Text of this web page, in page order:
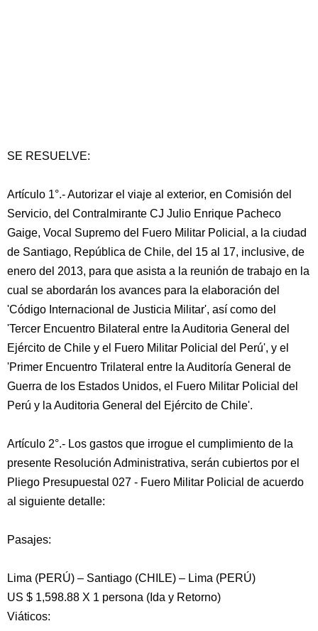
SE RESUELVE:
Artículo 1°.- Autorizar el viaje al exterior, en Comisión del
Servicio, del Contralmirante CJ Julio Enrique Pacheco
Gaige, Vocal Supremo del Fuero Militar Policial, a la ciudad
de Santiago, República de Chile, del 15 al 17, inclusive, de
enero del 2013, para que asista a la reunión de trabajo en la
cual se abordarán los avances para la elaboración del
'Código Internacional de Justicia Militar', así como del
'Tercer Encuentro Bilateral entre la Auditoria General del
Ejército de Chile y el Fuero Militar Policial del Perú', y el
'Primer Encuentro Trilateral entre la Auditoría General de
Guerra de los Estados Unidos, el Fuero Militar Policial del
Perú y la Auditoria General del Ejército de Chile'.
Artículo 2°.- Los gastos que irrogue el cumplimiento de la
presente Resolución Administrativa, serán cubiertos por el
Pliego Presupuestal 027 - Fuero Militar Policial de acuerdo
al siguiente detalle:
Pasajes:
Lima (PERÚ) – Santiago (CHILE) – Lima (PERÚ)
US $ 1,598.88 X 1 persona (Ida y Retorno)
Viáticos: